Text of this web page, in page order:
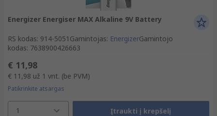
Energizer Energiser MAX Alkaline 9V Battery
RS kodas: 914-5051 Gamintojas: EnergizerGamintojo
kodas: 7638900426663
€ 11,98
€ 11,98 už 1 vnt. (be PVM)
Patikrinkite atsargas
1 Įtraukti į krepšelį